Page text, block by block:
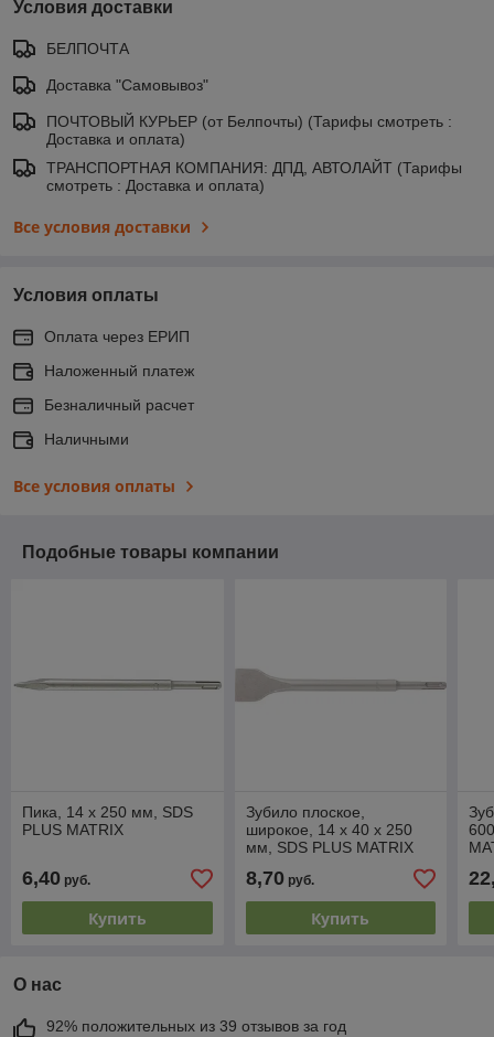
Условия доставки
БЕЛПОЧТА
Доставка "Самовывоз"
ПОЧТОВЫЙ КУРЬЕР (от Белпочты) (Тарифы смотреть :
Доставка и оплата)
ТРАНСПОРТНАЯ КОМПАНИЯ: ДПД, АВТОЛАЙТ (Тарифы
смотреть : Доставка и оплата)
Все условия доставки
Условия оплаты
Оплата через ЕРИП
Наложенный платеж
Безналичный расчет
Наличными
Все условия оплаты
Подобные товары компании
Пика, 14 х 250 мм, SDS
PLUS MATRIX
6,40 руб.
Купить
Зубило плоское,
широкое, 14 х 40 х 250
мм, SDS PLUS MATRIX
8,70руб.
Купить
О нас
92% положительных из 39 отзывов за год